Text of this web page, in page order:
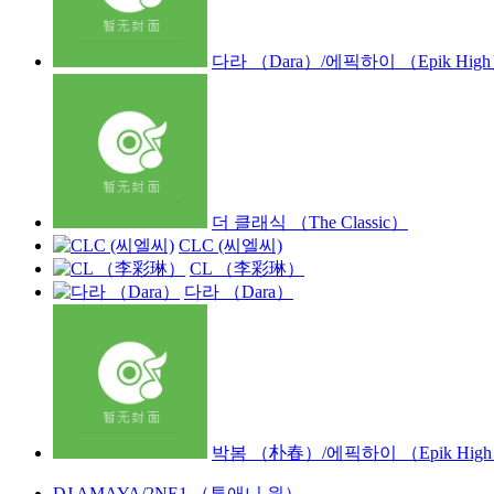
다라 （Dara）/에픽하이 （Epik High
더 클래식 （The Classic）
CLC (씨엘씨)
CL （李彩琳）
다라 （Dara）
박봄 （朴春）/에픽하이 （Epik High